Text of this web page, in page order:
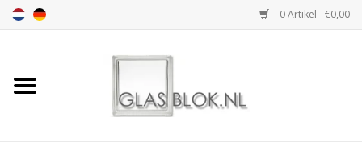
0 Artikel - €0,00
Startseite